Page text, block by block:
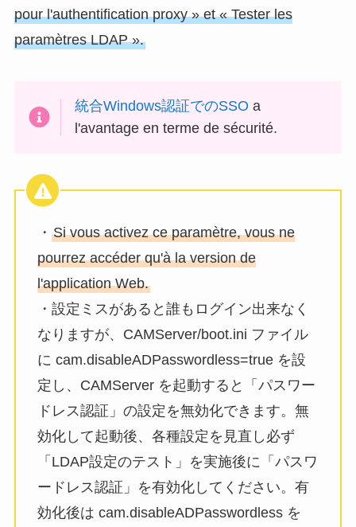
pour l'authentification proxy » et « Tester les
paramètres LDAP ».
統合Windows認証でのSSO a
l'avantage en terme de sécurité.
・ Si vous activez ce paramètre, vous ne
pourrez accéder qu'à la version de
l'application Web.
・設定ミスがあると誰もログイン出来なく
なりますが、CAMServer/boot.ini ファイル
に cam.disableADPasswordless=true を設
定し、CAMServer を起動すると「パスワー
ドレス認証」の設定を無効化できます。無
効化して起動後、各種設定を見直し必ず
「LDAP設定のテスト」を実施後に「パスワ
ードレス認証」を有効化してください。有
効化後は cam.disableADPasswordless を